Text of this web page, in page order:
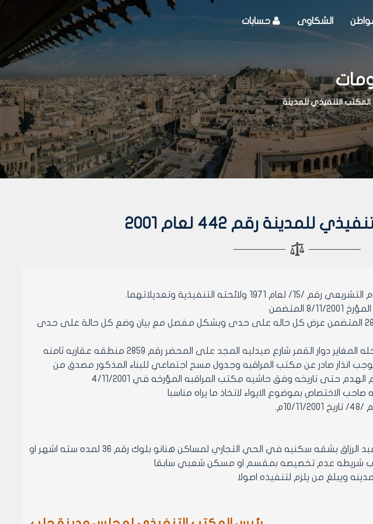
الشكاوى حسابات
المكتب التنفيذي للمدينة
للمدينة رقم 442 لعام 2001
التنفيذية وتعديلاتهما.
اشاره الى كتاب المكتب التنفيذي المؤرخ 28/10/2001 المتضمن عرض كل حاله على حدى وبشكل مفصل مع بيان وضع كل حالة على حدى
ان السيد غياث قزاز بن عبد الرزاق منذر بالهدم في محله المغاير دوار القمر شارع صيدليه المجد على المحضر رقم 2859 منطقه عقاريه ثامنه
باستمارة تخصيص لدينا بتاريخ 1/10/2001 بموجب انذار صادر عن مكتب المراقبه وجدول مسح اجتماعي للبناء المذكور مصدق من
الاختصاص بموضوع الايواء لاتخاذ ما يراه مناسبا
مادة 1- الموافقة على ايواء المواطن غياث قزاز بن عبد الرزاق بشقه سكنيه في الحي التجاري لمساكن هنانو بلوك رقم 36 لمده سته اشهر او
شريطه عدم تخصيصه بمقسم او مسكن شعبي سابقا